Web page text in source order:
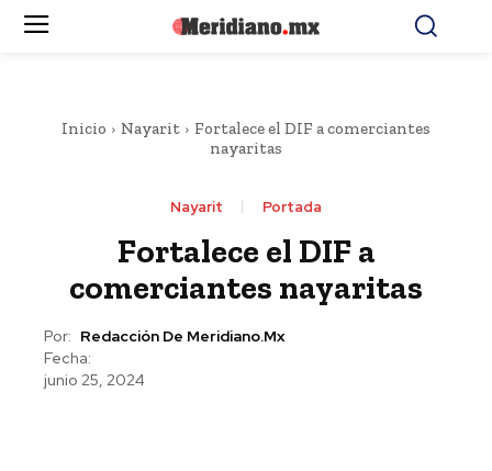
Inicio Nayarit
Fortalece el DIF a comerciantes
nayaritas
Nayarit Portada
Fortalece el DIF a
comerciantes nayaritas
Por: Redacción De Meridiano.mx
Fecha:
junio 25, 2024